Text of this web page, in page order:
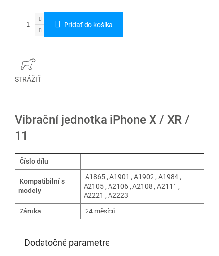
Pridať do košíka
STRÁŽIŤ
Vibrační jednotka iPhone X / XR /
11
Číslo dílu
Kompatibilní s
modely
A1865 , A1901 , A1902 , A1984 ,
A2105 , A2106 , A2108 , A2111 ,
A2221 , A2223
Záruka
24 měsíců
Dodatočné parametre